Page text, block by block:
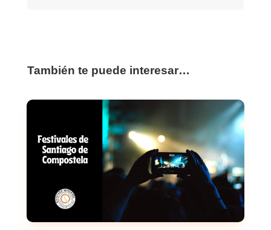
También te puede interesar…